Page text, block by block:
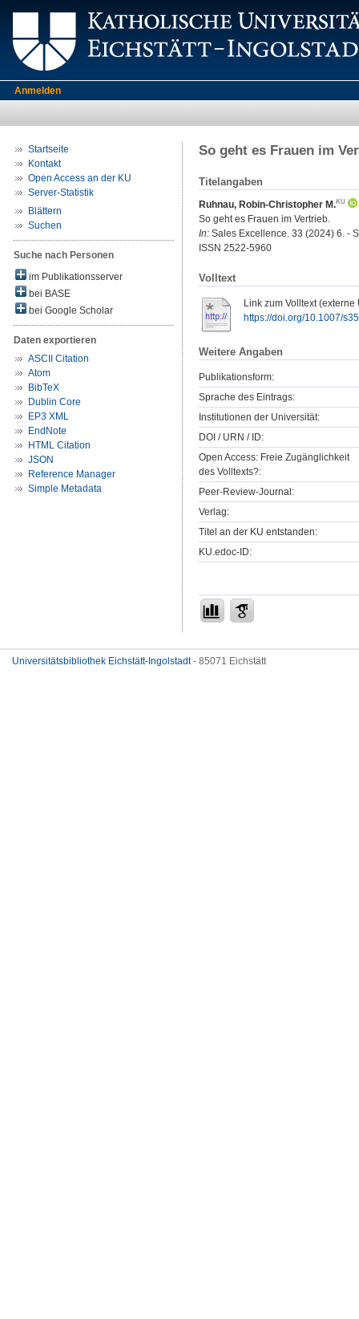
Anmelden
Startseite
Kontakt
Open Access an der KU
Server-Statistik
Blättern
Suchen
Suche nach Personen
im Publikationsserver
bei BASE
bei Google Scholar
Daten exportieren
ASCII Citation
Atom
BibTeX
Dublin Core
EP3 XML
EndNote
HTML Citation
JSON
Reference Manager
Simple Metadata
So geht es Frauen im
Titelangaben
Ruhnau, Robin-Christopher M.
So geht es Frauen im Vertrieb.
In: Sales Excellence. 33 (2024) 6. -
ISSN 2522-5960
Volltext
Link zum Volltext (externe
https://doi.org/10.1007/
Weitere Angaben
Publikationsform:
Sprache des Eintrags:
Institutionen der Universität:
DOI / URN / ID:
Open Access: Freie Zugänglichkeit
des Volltexts?:
Peer-Review-Journal:
Verlag:
Titel an der KU entstanden:
KU.edoc-ID:
Universitätsbibliothek Eichstätt-Ingolstadt- 85071 Eichstätt